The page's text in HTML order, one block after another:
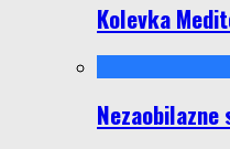
Kolevka